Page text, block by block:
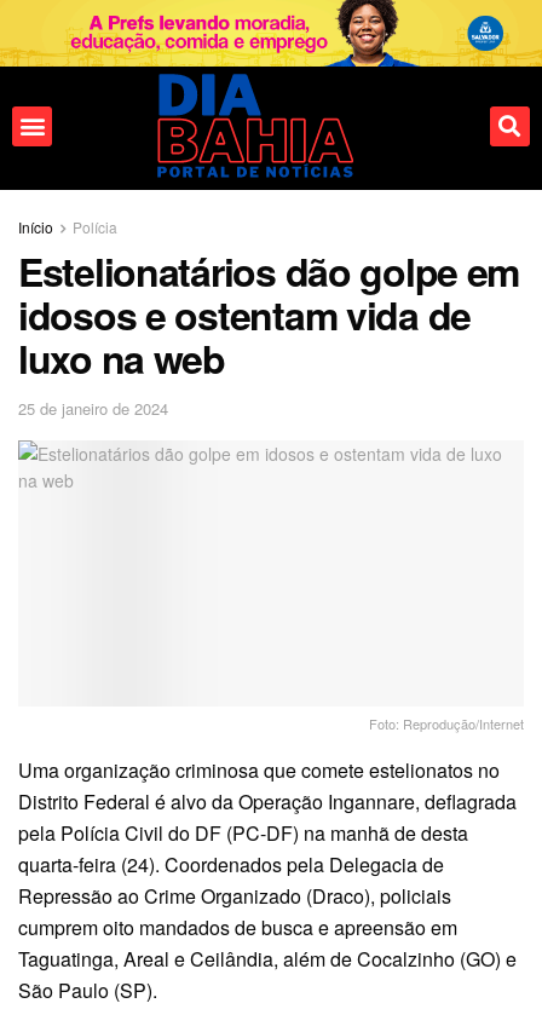
Início Polícia
Estelionatários dão golpe em
idosos e ostentam vida de
luxo na web
25 de janeiro de 2024
Foto: Reprodução/Internet
Uma organização criminosa que comete estelionatos no
Distrito Federal é alvo da Operação Ingannare, deflagrada
pela Polícia Civil do DF (PC-DF) na manhã de desta
quarta-feira (24). Coordenados pela Delegacia de
Repressão ao Crime Organizado (Draco), policiais
cumprem oito mandados de busca e apreensão em
Taguatinga, Areal e Ceilândia, além de Cocalzinho (GO) e
São Paulo (SP).